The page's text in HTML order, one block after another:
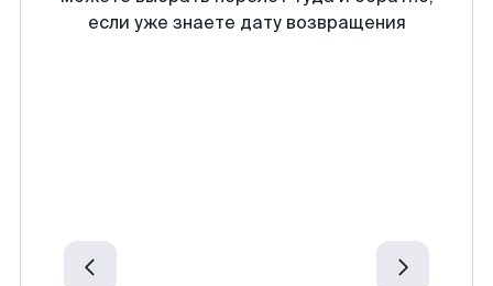
если уже знаете дату возвращения